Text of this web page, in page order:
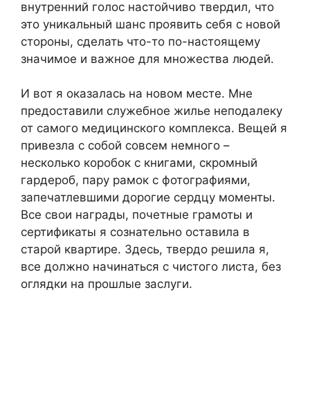
внутренний голос настойчиво твердил, что
это уникальный шанс проявить себя с новой
стороны, сделать что-то по-настоящему
значимое и важное для множества людей.
И вот я оказалась на новом месте. Мне
предоставили служебное жилье неподалеку
от самого медицинского комплекса. Вещей я
привезла с собой совсем немного –
несколько коробок с книгами, скромный
гардероб, пару рамок с фотографиями,
запечатлевшими дорогие сердцу моменты.
Все свои награды, почетные грамоты и
сертификаты я сознательно оставила в
старой квартире. Здесь, твердо решила я,
все должно начинаться с чистого листа, без
оглядки на прошлые заслуги.